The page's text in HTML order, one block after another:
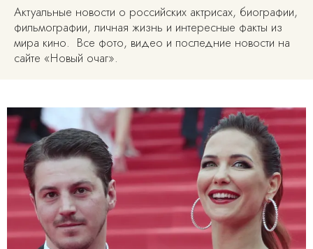
Актуальные новости о российских актрисах, биографии,
фильмографии, личная жизнь и интересные факты из
мира кино. Все фото, видео и последние новости на
сайте «Новый очаг».